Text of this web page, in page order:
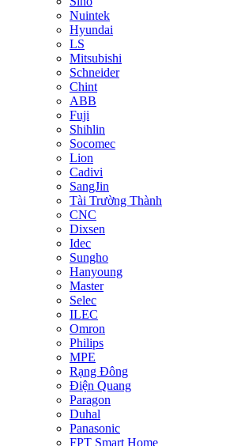
Nuintek
Hyundai
LS
Mitsubishi
Schneider
Chint
ABB
Fuji
Shihlin
Socomec
Lion
Cadivi
SangJin
Tài Trường Thành
CNC
Dixsen
Idec
Sungho
Hanyoung
Master
Selec
ILEC
Omron
Philips
MPE
Rạng Đông
Điện Quang
Paragon
Duhal
Panasonic
FPT Smart Home